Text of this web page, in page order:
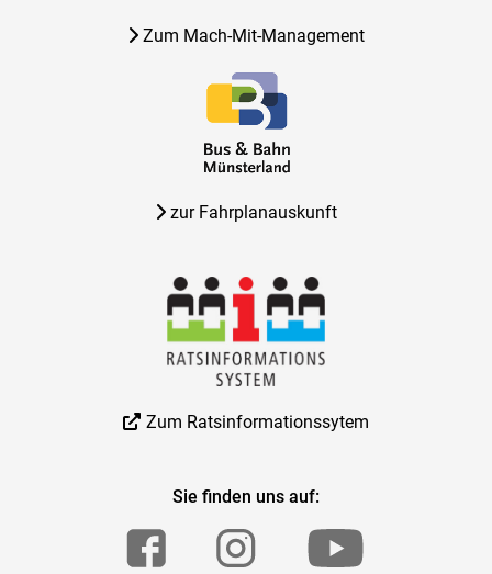
Zum Mach-Mit-Management
zur Fahrplanauskunft
Zum Ratsinformationssytem
Sie finden uns auf: